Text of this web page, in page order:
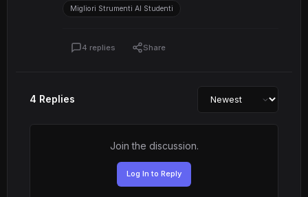
Migliori Strumenti AI Studenti
4 replies Share
4 Replies
Join the discussion.
Log In to Reply